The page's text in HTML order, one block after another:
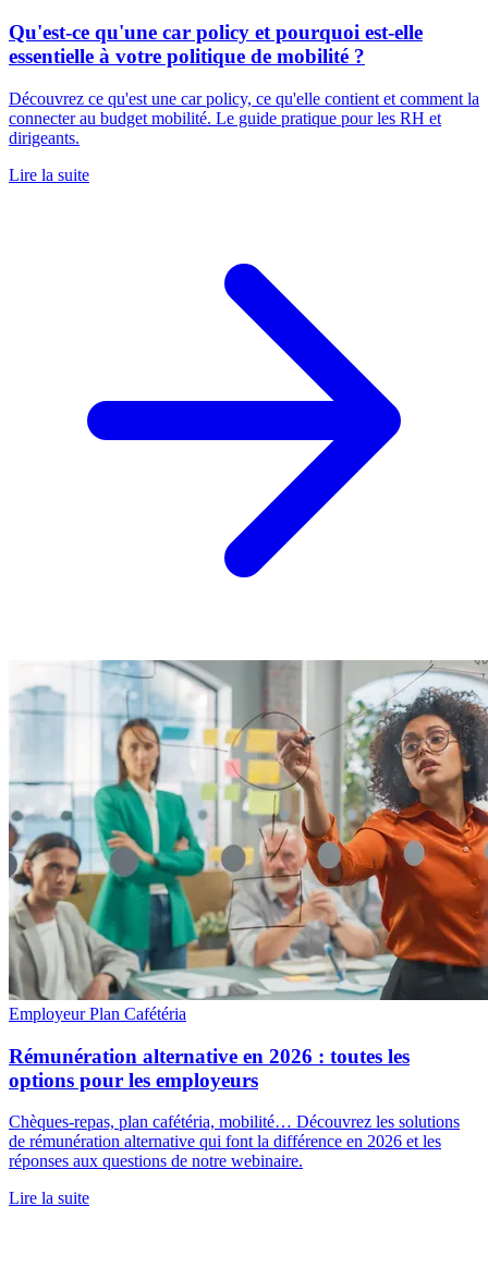
Qu'est-ce qu'une car policy et pourquoi est-elle
essentielle à votre politique de mobilité ?
Découvrez ce qu'est une car policy, ce qu'elle contient et comment la
connecter au budget mobilité. Le guide pratique pour les RH et
dirigeants.
Lire la suite
Employeur Plan Cafétéria
Rémunération alternative en 2026 : toutes les
options pour les employeurs
Chèques-repas, plan cafétéria, mobilité… Découvrez les solutions
de rémunération alternative qui font la différence en 2026 et les
réponses aux questions de notre webinaire.
Lire la suite